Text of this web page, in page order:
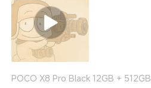
POCO X8 Pro Black 12GB + 512GB